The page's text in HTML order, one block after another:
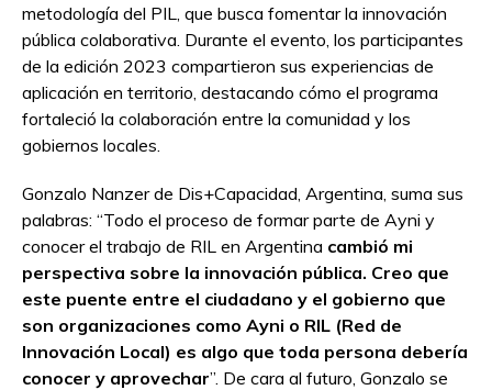
metodología del PIL, que busca fomentar la innovación
pública colaborativa. Durante el evento, los participantes
de la edición 2023 compartieron sus experiencias de
aplicación en territorio, destacando cómo el programa
fortaleció la colaboración entre la comunidad y los
gobiernos locales.
Gonzalo Nanzer de Dis+Capacidad, Argentina, suma sus
palabras: “Todo el proceso de formar parte de Ayni y
conocer el trabajo de RIL en Argentina cambió mi
perspectiva sobre la innovación pública. Creo que
este puente entre el ciudadano y el gobierno que
son organizaciones como Ayni o RIL (Red de
Innovación Local) es algo que toda persona debería
conocer y aprovechar”. De cara al futuro, Gonzalo se